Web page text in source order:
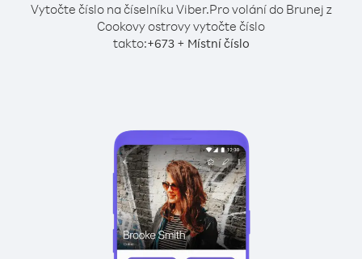
Vytočte číslo na číselníku Viber.Pro volání do Brunej z
Cookovy ostrovy vytočte číslo
takto:+673+ Místní číslo